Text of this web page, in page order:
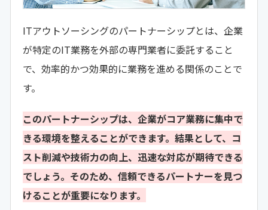
ITアウトソーシングのパートナーシップとは、企業
が特定のIT業務を外部の専門業者に委託すること
で、効率的かつ効果的に業務を進める関係のことで
す。
このパートナーシップは、企業がコア業務に集中で
きる環境を整えることができます。結果として、コ
スト削減や技術力の向上、迅速な対応が期待できる
でしょう。そのため、信頼できるパートナーを見つ
けることが重要になります。